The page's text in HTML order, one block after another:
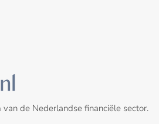
de Nederlandse financiële sector.